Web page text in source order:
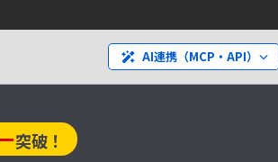
AI連携（MCP・API）
突破！